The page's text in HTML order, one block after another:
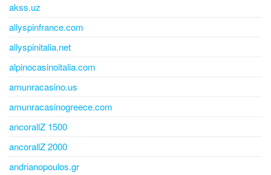
akss.uz
allyspinfrance.com
allyspinitalia.net
alpinocasinoitalia.com
amunracasino.us
amunracasinogreece.com
ancorallZ 1500
ancorallZ 2000
andrianopoulos.gr